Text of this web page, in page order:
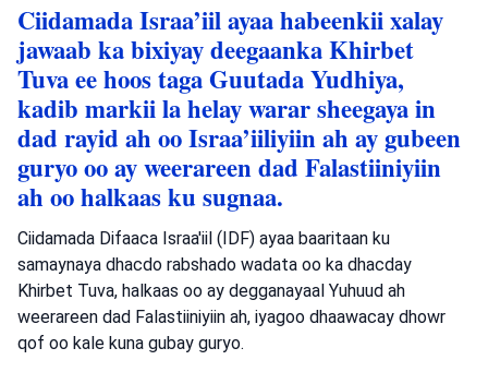
Ciidamada Israa’iil ayaa habeenkii xalay
jawaab ka bixiyay deegaanka Khirbet
Tuva ee hoos taga Guutada Yudhiya,
kadib markii la helay warar sheegaya in
dad rayid ah oo Israa’iiliyiin ah ay gubeen
guryo oo ay weerareen dad Falastiiniyiin
ah oo halkaas ku sugnaa.
Ciidamada Difaaca Israa'iil (IDF) ayaa baaritaan ku
samaynaya dhacdo rabshado wadata oo ka dhacday
Khirbet Tuva, halkaas oo ay degganayaal Yuhuud ah
weerareen dad Falastiiniyiin ah, iyagoo dhaawacay dhowr
qof oo kale kuna gubay guryo.